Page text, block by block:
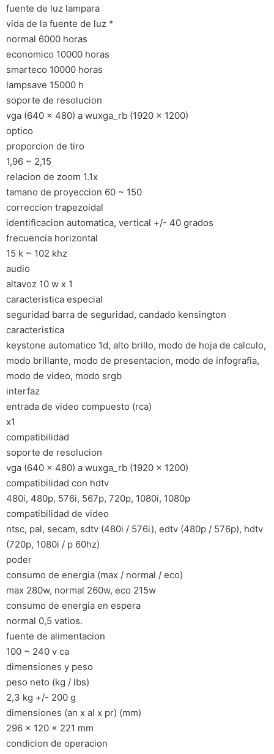
fuente de luz lampara
vida de la fuente de luz *
normal 6000 horas
economico 10000 horas
smarteco 10000 horas
lampsave 15000 h
soporte de resolucion
vga (640 x 480) a wuxga_rb (1920 x 1200)
optico
proporcion de tiro
1,96 ~ 2,15
relacion de zoom 1.1x
tamano de proyeccion 60 ~ 150
correccion trapezoidal
identificacion automatica, vertical +/- 40 grados
frecuencia horizontal
15 k ~ 102 khz
audio
altavoz 10 w x 1
caracteristica especial
seguridad barra de seguridad, candado kensington
caracteristica
keystone automatico 1d, alto brillo, modo de hoja de calculo,
modo brillante, modo de presentacion, modo de infografia,
modo de video, modo srgb
interfaz
entrada de video compuesto (rca)
x1
compatibilidad
soporte de resolucion
vga (640 x 480) a wuxga_rb (1920 x 1200)
compatibilidad con hdtv
480i, 480p, 576i, 567p, 720p, 1080i, 1080p
compatibilidad de video
ntsc, pal, secam, sdtv (480i / 576i), edtv (480p / 576p), hdtv
(720p, 1080i / p 60hz)
poder
consumo de energia (max / normal / eco)
max 280w, normal 260w, eco 215w
consumo de energia en espera
normal 0,5 vatios.
fuente de alimentacion
100 ~ 240 v ca
dimensiones y peso
peso neto (kg / lbs)
2,3 kg +/- 200 g
dimensiones (an x al x pr) (mm)
296 x 120 x 221 mm
condicion de operacion